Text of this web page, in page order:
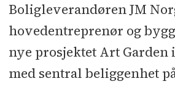
Hovedentreprenør:JM
Arkitekt:PV Arkitekter
Landskapsarkitekt:GG
Boligleverandøren JM
hovedentreprenør og
nye prosjektet Art Garden
med sentral beliggenhet